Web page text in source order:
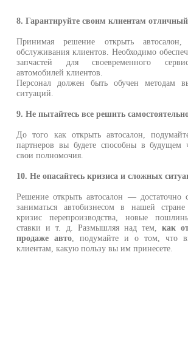
8. Гарантируйте своим клиентам отличный
Принимая решение открыть автосалон,
обслуживания клиентов. Необходимо
запчастей для своевременного
автомобилей клиентов.
Персонал должен быть обучен методам
ситуаций.
9. Не пытайтесь все решить
До того как открыть автосалон,
партнеров вы будете способны в будущем
свои полномочия.
10. Не опасайтесь кризиса и сложных
Решение открыть автосалон — достаточно
заниматься автобизнесом в нашей
кризис перепроизводства, новые
ставки и т. д. Размышляя над тем, как
продаже авто, подумайте и о том, что
клиентам, какую пользу вы им принесете.